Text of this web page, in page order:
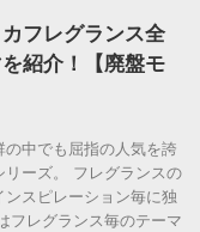
フレグランス全
紹介！【廃盤モ
の中でも屈指の人気を誇
ーズ。 フレグランスの
スピレーション毎に独
フレグランス毎のテーマ